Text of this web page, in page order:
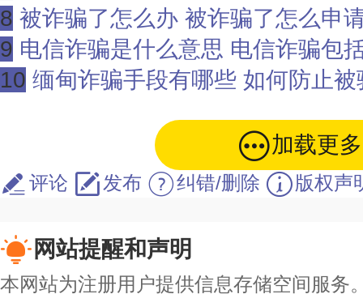
8 被诈骗了怎么办 被诈骗了怎么申
9 电信诈骗是什么意思 电信诈骗包
10 缅甸诈骗手段有哪些 如何防止
加载更多
评论 发布 纠错/删除 版权声
网站提醒和声明
本网站为注册用户提供信息存储空间服务